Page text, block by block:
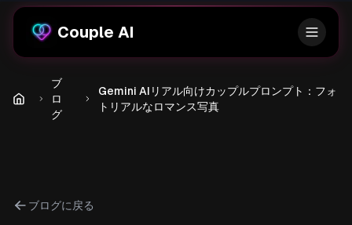
Couple AI
ブ
ロ
グ
Gemini AIリアル向けカップルプロンプト：フォ
トリアルなロマンス写真
ブログに戻る